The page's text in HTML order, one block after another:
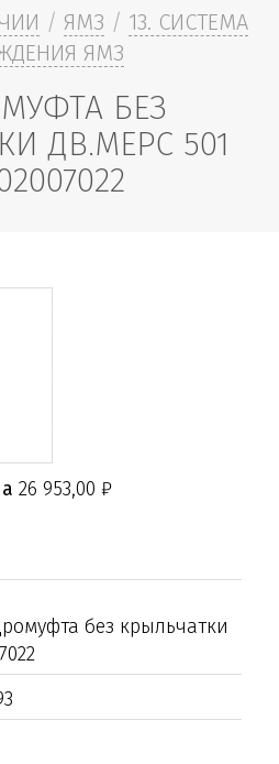
/ ЯМЗ / 13. СИСТЕМА
ЯМЗ
БЕЗ
ДВ.МЕРС 501
26 953,00 ₽
без крыльчатки